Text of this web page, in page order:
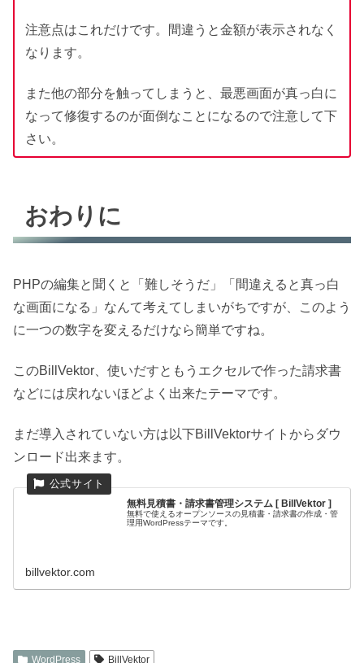
注意点はこれだけです。間違うと金額が表示されなく
なります。
また他の部分を触ってしまうと、最悪画面が真っ白に
なって修復するのが面倒なことになるので注意して下
さい。
おわりに
PHPの編集と聞くと「難しそうだ」「間違えると真っ白
な画面になる」なんて考えてしまいがちですが、このよう
に一つの数字を変えるだけなら簡単ですね。
このBillVektor、使いだすともうエクセルで作った請求書
などには戻れないほどよく出来たテーマです。
まだ導入されていない方は以下BillVektorサイトからダウ
ンロード出来ます。
無料見積書・請求書管理システム [ BillVektor ]
無料で使えるオープンソースの見積書・請求書の作成・管
理用WordPressテーマです。
billvektor.com
WordPress BillVektor